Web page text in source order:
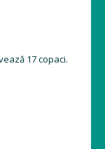
17 copaci.